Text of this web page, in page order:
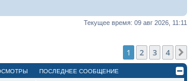
Текущее время: 09 авг 2026, 11:11
1 2 3 4
ПОСЛЕДНЕЕ СООБЩЕНИЕ